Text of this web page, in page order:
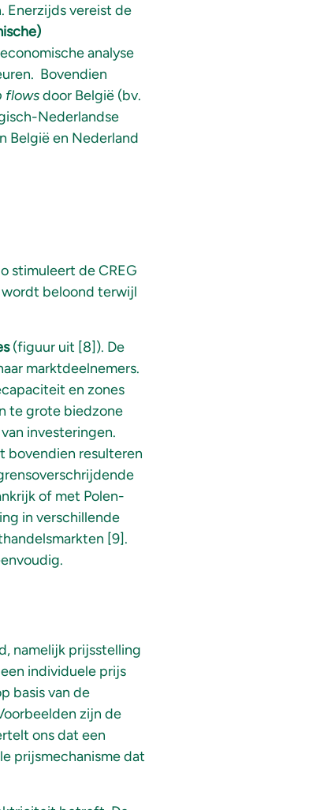
Enerzijds vereist de
analyse
Bovendien
flowsdoor België (bv.
Nederlandse
België en Nederland
stimuleert de CREG
wordt beloond terwijl
(figuur uit [8]). De
marktdeelnemers.
en zones
te grote biedzone
investeringen.
bovendien resulteren
of met Polen-
in verschillende
[9].
namelijk prijsstelling
individuele prijs
basis van de
zijn de
ons dat een
prijsmechanisme dat